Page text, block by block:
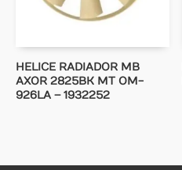
HELICE RADIADOR MB
AXOR 2825BK MT OM-
926LA – 1932252